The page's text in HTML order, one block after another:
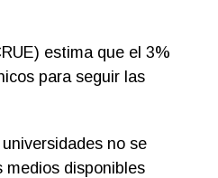
estima que el 3%
para seguir las
no se
medios disponibles